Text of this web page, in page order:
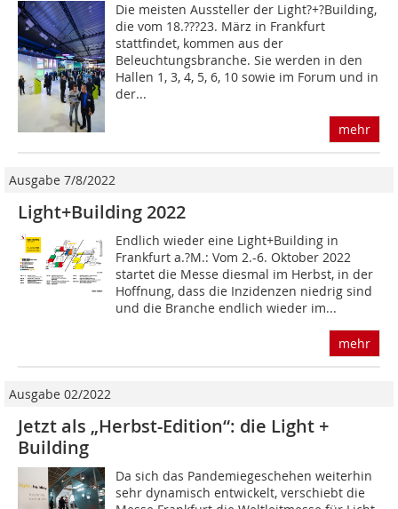
Die meisten Aussteller der Light?+?Building,
die vom 18.???23. März in Frankfurt
stattfindet, kommen aus der
Beleuchtungsbranche. Sie werden in den
Hallen 1, 3, 4, 5, 6, 10 sowie im Forum und in
der...
mehr
Ausgabe 7/8/2022
Light+Building 2022
Endlich wieder eine Light+Building in
Frankfurt a.?M.: Vom 2.-6. Oktober 2022
startet die Messe diesmal im Herbst, in der
Hoffnung, dass die Inzidenzen niedrig sind
und die Branche endlich wieder im...
mehr
Ausgabe 02/2022
Jetzt als „Herbst-Edition“: die Light +
Building
Da sich das Pandemiegeschehen weiterhin
sehr dynamisch entwickelt, verschiebt die